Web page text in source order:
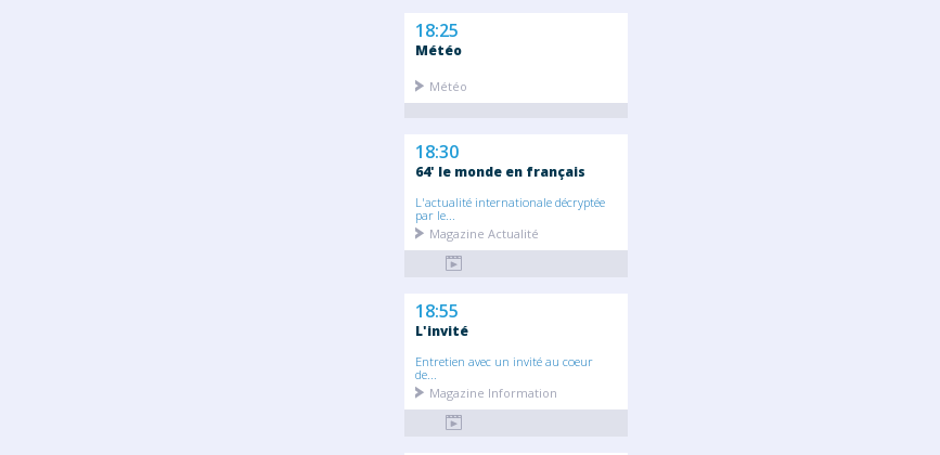
18:25
Météo
Météo
18:30
64' le monde en français
L'actualité internationale décryptée
par le...
Magazine Actualité
18:55
L'invité
Entretien avec un invité au coeur
de...
Magazine Information